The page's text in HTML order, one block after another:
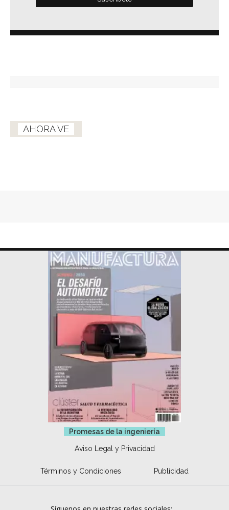
AHORA VE
Promesas de la ingeniería
Aviso Legal y Privacidad
Términos y Condiciones Publicidad